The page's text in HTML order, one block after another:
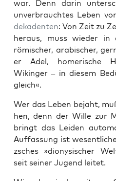
war. Denn darin
unver­braucht­es Leben
dekaden­ten: Von Zeit zu
her­aus, muss wieder in
römis­ch­er, ara­bis­ch­er,
er Adel, home­rische
Wikinger – in diesem
gle­ich«.
Wer das Leben bejaht,
hen, denn der Wille zur
bringt das Lei­den
Auf­fas­sung ist
zsches »dion­y­sis­ch­er
seit sein­er Jugend leit­et.